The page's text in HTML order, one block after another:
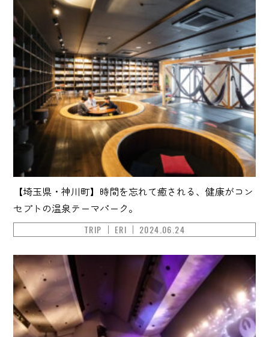
【埼玉県・神川町】時間を忘れて癒される、健康がコン
セプトの温泉テーマパーク。
TRIP ERI 2024.06.24